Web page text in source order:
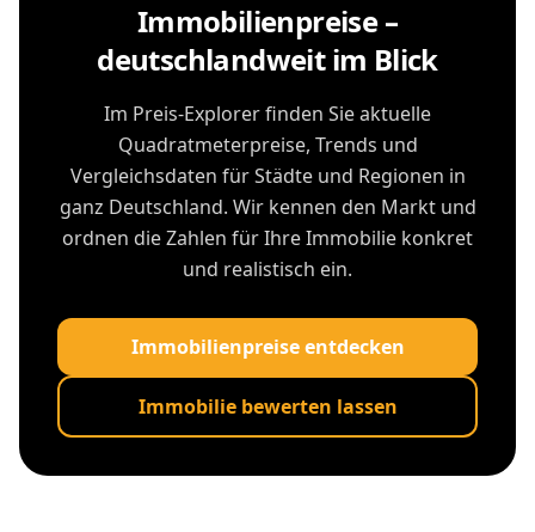
Immobilienpreise –
deutschlandweit im Blick
Im Preis-Explorer finden Sie aktuelle
Quadratmeterpreise, Trends und
Vergleichsdaten für Städte und Regionen in
ganz Deutschland. Wir kennen den Markt und
ordnen die Zahlen für Ihre Immobilie konkret
und realistisch ein.
Immobilienpreise entdecken
Immobilie bewerten lassen